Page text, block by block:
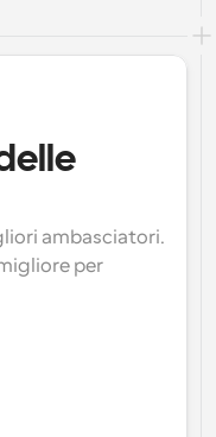
ambasciatori.
per